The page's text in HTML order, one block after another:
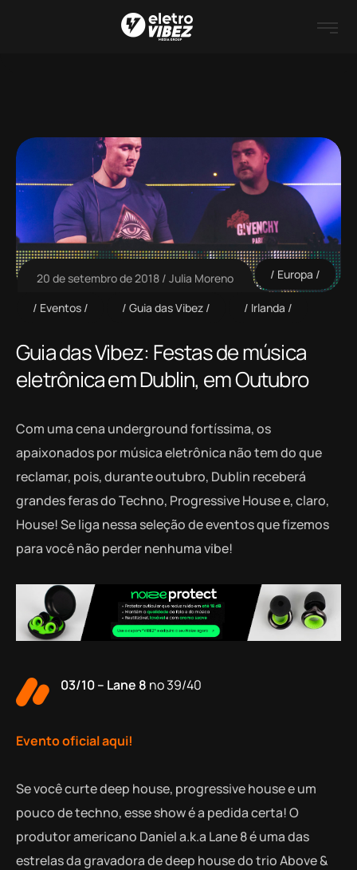
20 de setembro de 2018 Julia Moreno Europa
Eventos Guia das Vibez Irlanda
Guia das Vibez: Festas de música
eletrônica em Dublin, em Outubro
Com uma cena underground fortíssima, os
apaixonados por música eletrônica não tem do que
reclamar, pois, durante outubro, Dublin receberá
grandes feras do Techno, Progressive House e, claro,
House! Se liga nessa seleção de eventos que fizemos
para você não perder nenhuma vibe!
03/10 – Lane 8 no 39/40
Evento oficial aqui!
Se você curte deep house, progressive house e um
pouco de techno, esse show é a pedida certa! O
produtor americano Daniel a.k.a Lane 8 é uma das
estrelas da gravadora de deep house do trio Above &